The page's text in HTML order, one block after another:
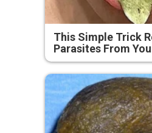
This Simple Trick
Parasites From